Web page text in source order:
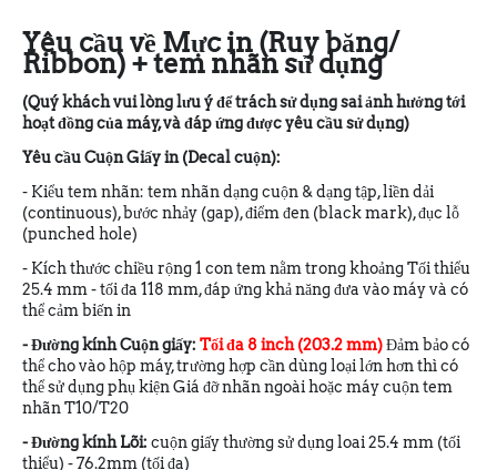
Yêu cầu về Mực in (Ruy băng/
Ribbon) + tem nhãn sử dụng
(Quý khách vui lòng lưu ý để trách sử dụng sai ảnh hưởng tới
hoạt đồng của máy, và đáp ứng được yêu cầu sử dụng)
Yêu cầu Cuộn Giấy in (Decal cuộn):
- Kiểu tem nhãn: tem nhãn dạng cuộn & dạng tập, liền dải
(continuous), bước nhảy (gap), điểm đen (black mark), đục lỗ
(punched hole)
- Kích thước chiều rộng 1 con tem nằm trong khoảng Tối thiểu
25.4 mm - tối đa 118 mm, đáp ứng khả năng đưa vào máy và có
thể cảm biến in
- Đường kính Cuộn giấy: Tối đa 8 inch (203.2 mm)Đảm bảo có
thể cho vào hộp máy, trường hợp cần dùng loại lớn hơn thì có
thể sử dụng phụ kiện Giá đỡ nhãn ngoài hoặc máy cuộn tem
nhãn T10/T20
- Đường kính Lõi: cuộn giấy thường sử dụng loai 25.4 mm (tối
thiểu) - 76.2mm (tối đa)